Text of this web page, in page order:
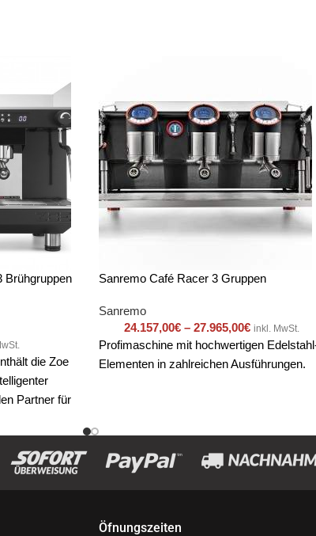
Brühgruppen
die Zoe
Partner für
nur ein
ein
Sanremo Café Racer 3 Gruppen
Sanremo
24.157,00€ – 27.965,00€ inkl. MwSt.
Profimaschine mit hochwertigen
Elementen in zahlreichen Ausführungen.
Öfnungszeiten